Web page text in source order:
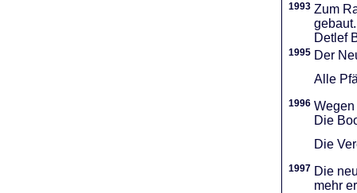
1993 Zum
gebaut.
Detlef
1995 Der
Alle
1996
Die
Die
1997 Die
mehr